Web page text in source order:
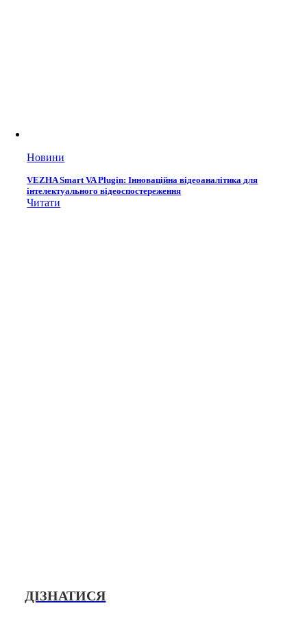
ДІЗНАТИСЯ
Новини
VEZHA Smart VA Plugin: Інноваційна відеоаналітика для
інтелектуального відеоспостереження
Читати